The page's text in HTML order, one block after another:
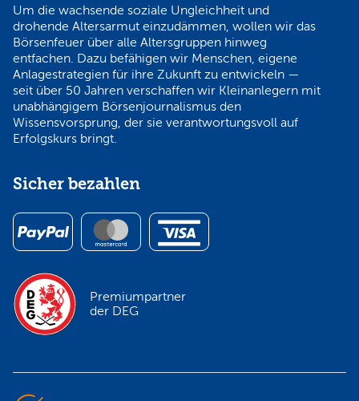
Um die wachsende soziale Ungleichheit und
drohende Altersarmut einzudämmen, wollen wir das
Börsenfeuer über alle Altersgruppen hinweg
entfachen. Dazu befähigen wir Menschen, eigene
Anlagestrategien für ihre Zukunft zu entwickeln —
seit über 50 Jahren verschaffen wir Kleinanlegern mit
unabhängigem Börsenjournalismus den
Wissensvorsprung, der sie verantwortungsvoll auf
Erfolgskurs bringt.
Sicher bezahlen
Premiumpartner
der DEG